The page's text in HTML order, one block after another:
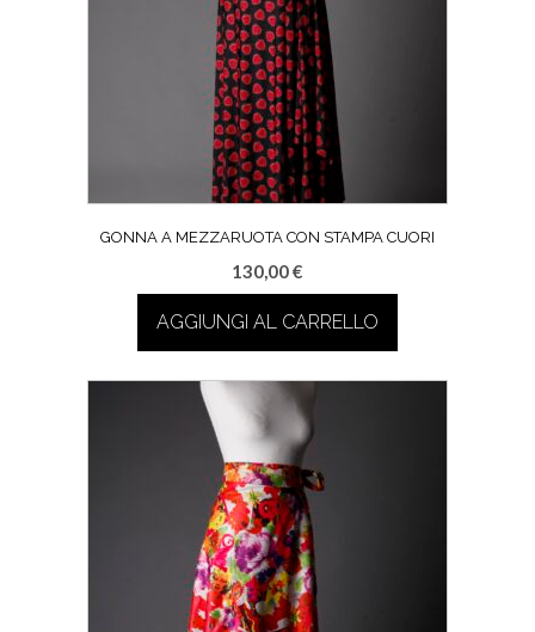
GONNA A MEZZARUOTA CON STAMPA CUORI
130,00€
AGGIUNGI AL CARRELLO